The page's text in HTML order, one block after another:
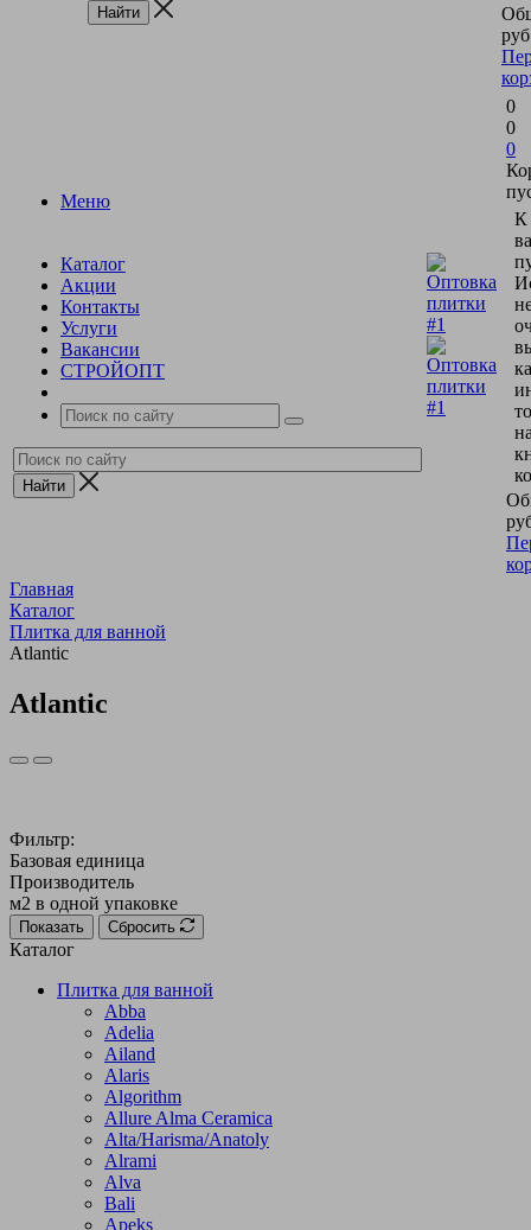
Меню
Каталог
Акции
Контакты
Услуги
Вакансии
СТРОЙОПТ
0
0
0
К
Главная
Каталог
Плитка для ванной
Atlantic
Atlantic
Фильтр:
Базовая единица
Производитель
м2 в одной упаковке
Показать Сбросить
Каталог
Плитка для ванной
Abba
Adelia
Ailand
Alaris
Algorithm
Allure Alma Ceramica
Alta/Harisma/Anatoly
Alrami
Alva
Bali
Apeks